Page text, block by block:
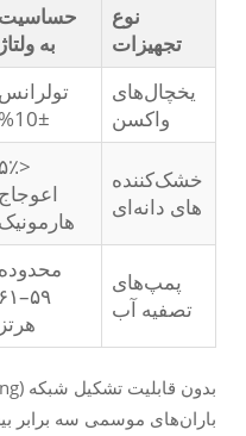
نوع
تجهیزات
حساسیت
به ولتاژ
یخچال‌های
واکسن
تولرانس
±10%
خشک‌کننده‌
های دانه‌ای
<۵٪
اعوجاج
هارمونیک
پمپ‌های
تصفیه آب
محدوده
۵۹–۶۱
هرتز
باران‌های موسمی سه برابر